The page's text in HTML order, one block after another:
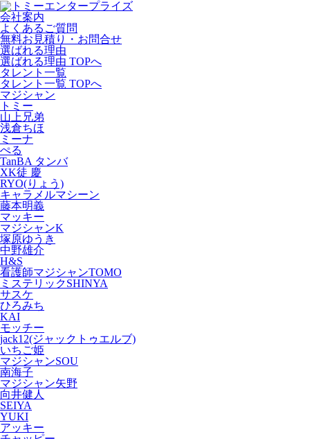
会社案内
よくあるご質問
無料お見積り・お問合せ
選ばれる理由
選ばれる理由 TOPへ
タレント一覧
タレント一覧 TOPへ
マジシャン
トミー
山上兄弟
浅倉ちほ
ミーナ
ぺる
TanBA タンバ
XK徒 慶
RYO(りょう)
キャラメルマシーン
藤本明義
マッキー
マジシャンK
塚原ゆうき
中野雄介
H&S
看護師マジシャンTOMO
ミステリックSHINYA
サスケ
ひろみち
KAI
モッチー
jack12(ジャックトゥエルブ)
いちご姫
マジシャンSOU
南海子
マジシャン矢野
向井健人
SEIYA
YUKI
アッキー